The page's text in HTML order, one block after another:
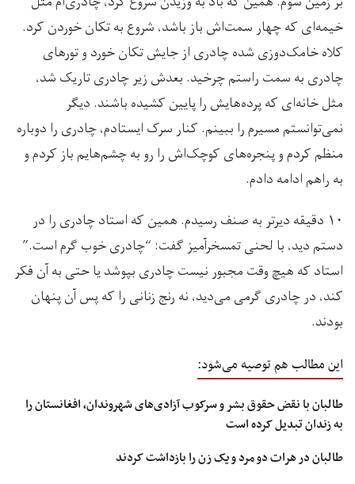
خیمه‌ای که چهار سمت‌اش باز باشد، شروع به تکان خوردن کرد.
کلاه خامک‌دوزی شده چادری از جایش تکان خورد و تورهای
چادری به سمت راستم چرخید. بعدش زیر چادری تاریک شد،
مثل خانه‌ای که پرده‌هایش را پایین کشیده باشند. دیگر
نمی‌توانستم مسیرم را ببینم. کنار سرک ایستادم، چادری را دوباره
منظم کردم و پنجره‌های کوچک‌اش را رو به چشم‌هایم باز کردم و
به راهم ادامه دادم.
۱۰ دقیقه دیرتر به صنف رسیدم. همین که استاد چادری را در
دستم دید، با لحنی تمسخرآمیز گفت: “چادری خوب گرم است.”
استاد که هیچ وقت مجبور نیست چادری بپوشد یا حتی به آن فکر
کند، در چادری گرمی می‌دید، نه رنج زنانی را که پس آن پنهان
بودند.
این مطالب هم توصیه می‌شود:
طالبان با نقض حقوق بشر و سرکوب آزادی‌های شهروندان، افغانستان را
به زندان تبدیل کرده است
طالبان در هرات دو مرد و یک زن را بازداشت کردند